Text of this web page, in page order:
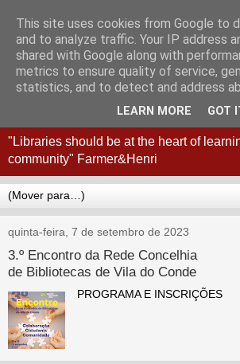
Coordenação
Interconcelhia
do Castelo +
"Libraries should be at the heart of
community" Farmer&Henri
quinta-feira, 7 de setembro de 2023
3.º Encontro da Rede Concelhia
de Bibliotecas de Vila do Conde
PROGRAMA E INSCRIÇÕES
This site uses cookies from Google to
and to analyze traffic. Your IP address
shared with Google along with
metrics to ensure quality of service,
statistics, and to detect and address
LEARN MORE GOT